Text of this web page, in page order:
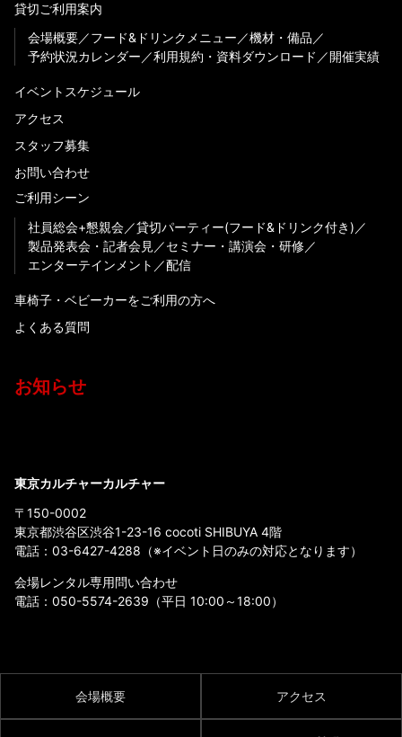
貸切ご利用案内
会場概要
フード&ドリンクメニュー
機材・備品
予約状況カレンダー
利用規約・資料ダウンロード 開催実績
イベントスケジュール
アクセス
スタッフ募集
お問い合わせ
ご利用シーン
社員総会+懇親会
貸切パーティー(フード&ドリンク付き)
製品発表会・記者会見
セミナー・講演会・研修
エンターテインメント
配信
車椅子・ベビーカーをご利用の方へ
よくある質問
お知らせ
東京カルチャーカルチャー
〒150-0002
東京都渋谷区渋谷1-23-16 cocoti SHIBUYA 4階
電話： 03-6427-4288 （※イベント日のみの対応となります）
会場レンタル専用問い合わせ
電話： 050-5574-2639 （平日 10:00～18:00）
会場概要 アクセス